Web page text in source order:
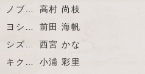
ノブ…
高村 尚枝
ヨシ…
前田 海帆
シズ…
西宮 かな
キク…
小浦 彩里